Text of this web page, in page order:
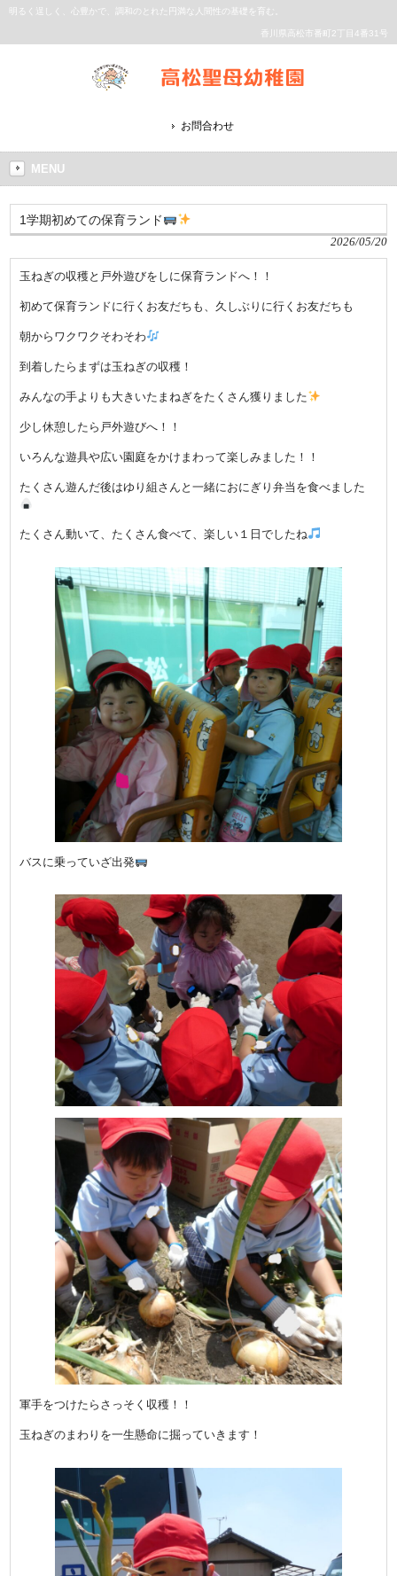
明るく逞しく、心豊かで、調和のとれた円満な人間性の基礎を育む。
香川県高松市番町2丁目4番31号
お問合わせ
MENU
1学期初めての保育ランド
2026/05/20
玉ねぎの収穫と戸外遊びをしに保育ランドへ！！
初めて保育ランドに行くお友だちも、久しぶりに行くお友だちも
朝からワクワクそわそわ
到着したらまずは玉ねぎの収穫！
みんなの手よりも大きいたまねぎをたくさん獲りました
少し休憩したら戸外遊びへ！！
いろんな遊具や広い園庭をかけまわって楽しみました！！
たくさん遊んだ後はゆり組さんと一緒におにぎり弁当を食べました
たくさん動いて、たくさん食べて、楽しい１日でしたね
バスに乗っていざ出発
軍手をつけたらさっそく収穫！！
玉ねぎのまわりを一生懸命に掘っていきます！